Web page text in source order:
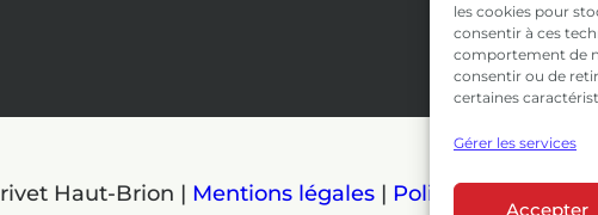
les cookies pour
consentir à ces
comportement de
consentir ou de
certaines
Gérer les services
Accepter
Haut-Brion | Mentions légales| Politique de